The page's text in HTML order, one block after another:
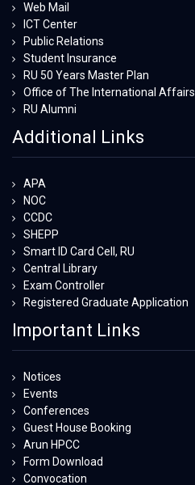
Web Mail
ICT Center
Public Relations
Student Insurance
RU 50 Years Master Plan
Office of The International Affairs
RU Alumni
Additional Links
APA
NOC
CCDC
SHEPP
Smart ID Card Cell, RU
Central Library
Exam Controller
Registered Graduate Application
Important Links
Notices
Events
Conferences
Guest House Booking
Arun HPCC
Form Download
Convocation